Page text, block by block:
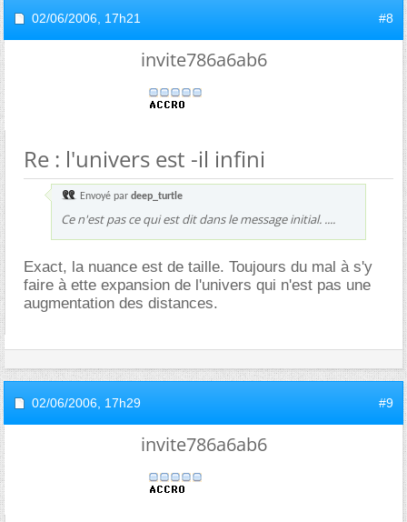
02/06/2006, 17h21 #8
invite786a6ab6
Re : l'univers est -il infini
Envoyé par deep_turtle
Ce n'est pas ce qui est dit dans le message initial. ....
Exact, la nuance est de taille. Toujours du mal à s'y
faire à ette expansion de l'univers qui n'est pas une
augmentation des distances.
02/06/2006, 17h29 #9
invite786a6ab6